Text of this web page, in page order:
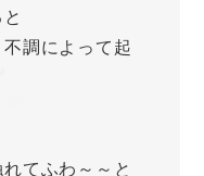
調によって起
てふわ～～と